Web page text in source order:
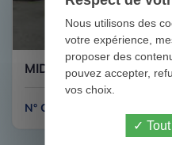
MIDLUM 220 DXI
N° CAB87
Nous utilisons des
votre expérience,
proposer des
pouvez accepter,
vos choix.